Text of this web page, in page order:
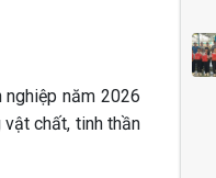
năm 2026
chất, tinh thần